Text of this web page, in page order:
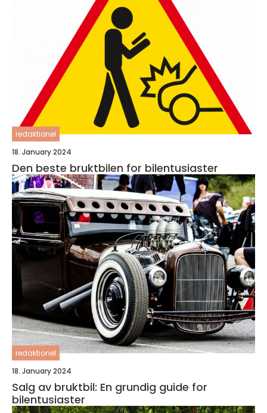
redaktionel
18. January 2024
Den beste bruktbilen for bilentusiaster
redaktionel
18. January 2024
Salg av bruktbil: En grundig guide for
bilentusiaster